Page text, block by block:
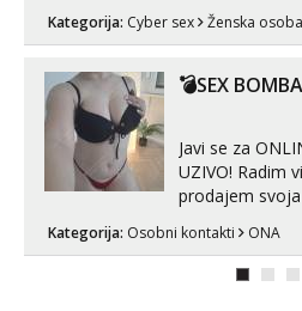
videouradke.
poruku na
autentičnosti
Kategorija: Cyber sex Ženska
💣SEX
Javi se za
UZIVO! Radim videopozive, dopisivanja,
prodajem svoja
Kategorija: Osobni kontakti ONA